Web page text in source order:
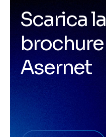
Scarica la
brochure
Asernet